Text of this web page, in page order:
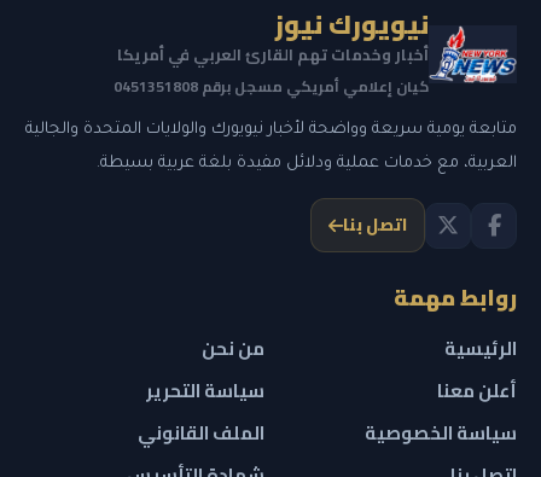
نيويورك نيوز
أخبار وخدمات تهم القارئ العربي في أمريكا
كيان إعلامي أمريكي مسجل برقم 0451351808
متابعة يومية سريعة وواضحة لأخبار نيويورك والولايات المتحدة والجالية
العربية، مع خدمات عملية ودلائل مفيدة بلغة عربية بسيطة.
اتصل بنا
روابط مهمة
الرئيسية
من نحن
أعلن معنا
سياسة التحرير
سياسة الخصوصية
الملف القانوني